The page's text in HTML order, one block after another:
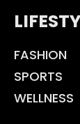
FASHION
SPORTS
WELLNESS